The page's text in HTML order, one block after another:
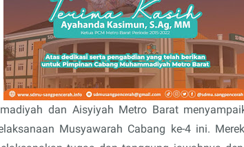
dan Aisyiyah Metro Barat
Musyawarah Cabang ke-4 ini.